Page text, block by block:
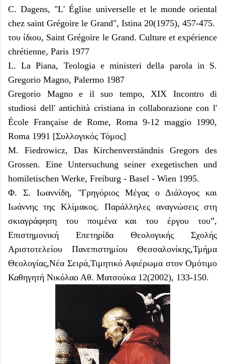
C. Dagens, "L' Église universelle et le monde oriental
chez saint Grégoire le Grand", Istina 20(1975), 457-475.
του ίδιου, Saint Grégoire le Grand. Culture et expérience
chrétienne, Paris 1977
L. La Piana, Teologia e ministeri della parola in S.
Gregorio Magno, Palermo 1987
Gregorio Magno e il suo tempo, XIX Incontro di
studiosi dell' antichità cristiana in collaborazione con l'
École Française de Rome, Roma 9-12 maggio 1990,
Roma 1991 [Συλλογικός Τόμος]
M. Fiedrowicz, Das Kirchenverständnis Gregors des
Grossen. Eine Untersuchung seiner exegetischen und
homiletischen Werke, Freiburg - Basel - Wien 1995.
Φ. Σ. Ιωαννίδη, "Γρηγόριος Μέγας ο Διάλογος και
Ιωάννης της Κλίμακος. Παράλληλες αναγνώσεις στη
σκιαγράφηση του ποιμένα και του έργου του”,
Επιστημονική Επετηρίδα Θεολογικής Σχολής
Αριστοτελείου Πανεπιστημίου Θεσσαλονίκης,Τμήμα
Θεολογίας,Νέα Σειρά,Τιμητικό Αφιέρωμα στον Ομότιμο
Καθηγητή Νικόλαο Αθ. Ματσούκα 12(2002), 133-150.